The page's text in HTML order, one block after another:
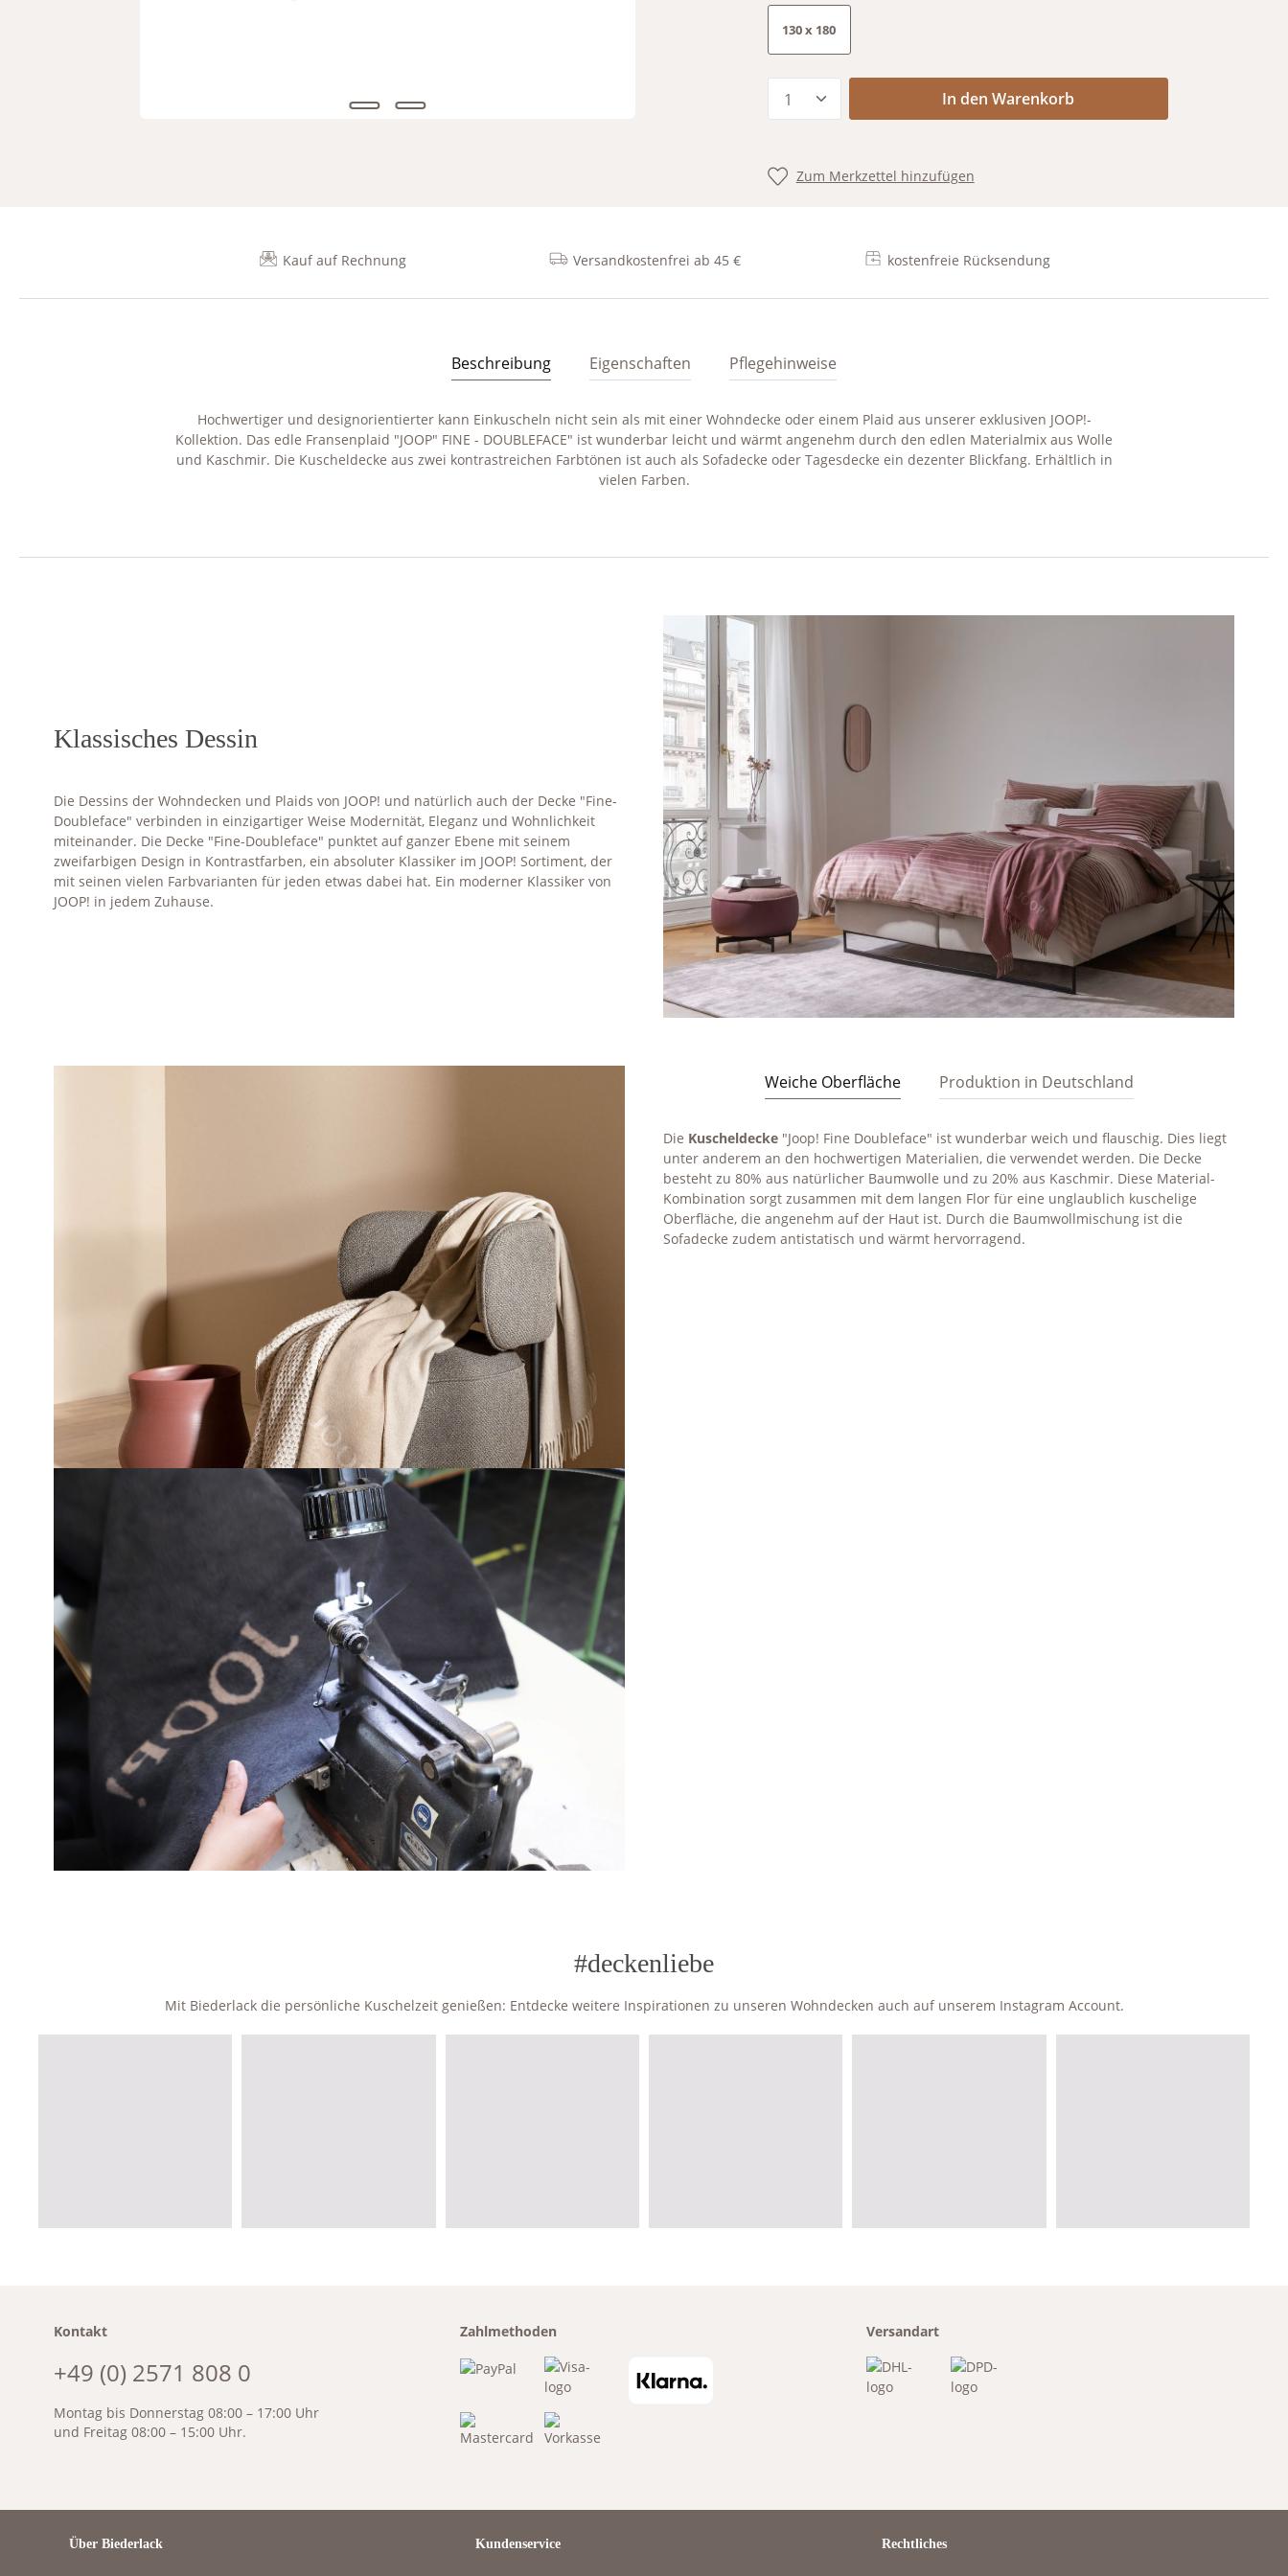
130 x 180
Produkt Anzahl: Gib den gewünschten Wert
In den Warenkorb
Zum Merkzettel hinzufügen
Kauf auf Rechnung Versandkostenfrei ab 45 € kostenfreie Rücksendung
Beschreibung Eigenschaften Pflegehinweise
Hochwertiger und designorientierter kann Einkuscheln nicht sein als mit einer Wohndecke oder einem Plaid aus unserer exklusiven JOOP!-
Kollektion. Das edle Fransenplaid "JOOP" FINE - DOUBLEFACE" ist wunderbar leicht und wärmt angenehm durch den edlen Materialmix aus Wolle
und Kaschmir. Die Kuscheldecke aus zwei kontrastreichen Farbtönen ist auch als Sofadecke oder Tagesdecke ein dezenter Blickfang. Erhältlich in
vielen Farben.
Klassisches Dessin
Die Dessins der Wohndecken und Plaids von JOOP! und natürlich auch der Decke "Fine-
Doubleface" verbinden in einzigartiger Weise Modernität, Eleganz und Wohnlichkeit
miteinander. Die Decke "Fine-Doubleface" punktet auf ganzer Ebene mit seinem
zweifarbigen Design in Kontrastfarben, ein absoluter Klassiker im JOOP! Sortiment, der
mit seinen vielen Farbvarianten für jeden etwas dabei hat. Ein moderner Klassiker von
JOOP! in jedem Zuhause.
Weiche Oberfläche Produktion in Deutschland
Die Kuscheldecke "Joop! Fine Doubleface" ist wunderbar weich und flauschig. Dies liegt
unter anderem an den hochwertigen Materialien, die verwendet werden. Die Decke
besteht zu 80% aus natürlicher Baumwolle und zu 20% aus Kaschmir. Diese Material-
Kombination sorgt zusammen mit dem langen Flor für eine unglaublich kuschelige
Oberfläche, die angenehm auf der Haut ist. Durch die Baumwollmischung ist die
Sofadecke zudem antistatisch und wärmt hervorragend.
#deckenliebe
Mit Biederlack die persönliche Kuschelzeit genießen: Entdecke weitere Inspirationen zu unseren Wohndecken auch auf unserem Instagram Account.
Kontakt
+49 (0) 2571 808 0
Montag bis Donnerstag 08:00 – 17:00 Uhr
und Freitag 08:00 – 15:00 Uhr.
Zahlmethoden Versandart
Über Biederlack Kundenservice Rechtliches